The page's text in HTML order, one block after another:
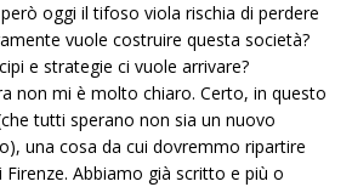
oggi il tifoso viola rischia di perdere
vuole costruire questa società?
e strategie ci vuole arrivare?
non mi è molto chiaro. Certo, in questo
tutti sperano non sia un nuovo
una cosa da cui dovremmo ripartire
Firenze. Abbiamo già scritto e più o